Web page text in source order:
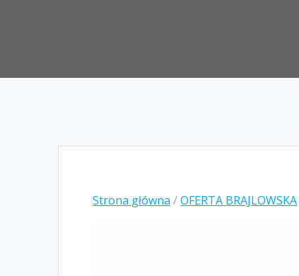
Strona główna /OFERTA BRAJLOWSKA